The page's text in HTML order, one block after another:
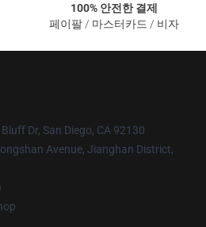
100% 안전한 결제
페이팔 / 마스터카드 / 비자
Dr, San Diego, CA 92130
Avenue, Jianghan District,